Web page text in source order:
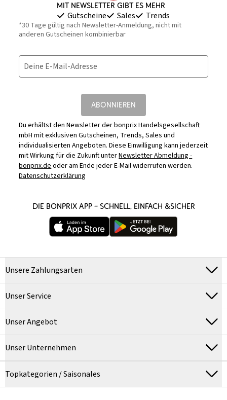
Mit Newsletter gibt es mehr
Gutscheine Sales Trends
*30 Tage gültig nach Newsletter-Anmeldung, nicht mit
anderen Gutscheinen kombinierbar
Deine E-Mail-Adresse
ABONNIEREN
Du erhältst den Newsletter der bonprix Handelsgesellschaft
mbH mit exklusiven Gutscheinen, Trends, Sales und
individualisierten Angeboten. Diese Einwilligung kann jederzeit
mit Wirkung für die Zukunft unterNewsletter Abmeldung -
bonprix.deoder am Ende jeder E-Mail widerrufen werden.
Datenschutzerklärung
DIE BONPRIX APP – SCHNELL, EINFACH &SICHER
Unsere Zahlungsarten
Unser Service
Unser Angebot
Unser Unternehmen
Topkategorien / Saisonales